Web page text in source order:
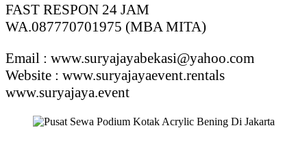
FAST RESPON 24 JAM
WA.087770701975 (MBA MITA)
Email : www.suryajayabekasi@yahoo.com
Website : www.suryajayaevent.rentals
www.suryajaya.event